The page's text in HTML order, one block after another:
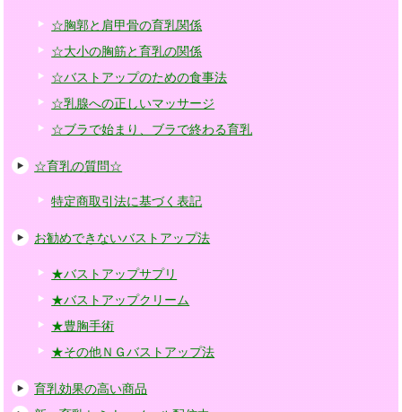
☆胸郭と肩甲骨の育乳関係
☆大小の胸筋と育乳の関係
☆バストアップのための食事法
☆乳腺への正しいマッサージ
☆ブラで始まり、ブラで終わる育乳
☆育乳の質問☆
特定商取引法に基づく表記
お勧めできないバストアップ法
★バストアップサプリ
★バストアップクリーム
★豊胸手術
★その他ＮＧバストアップ法
育乳効果の高い商品